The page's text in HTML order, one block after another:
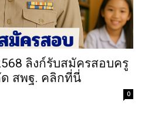
ลิงก์รับสมัครสอบครู
สพฐ. คลิกที่นี่
0